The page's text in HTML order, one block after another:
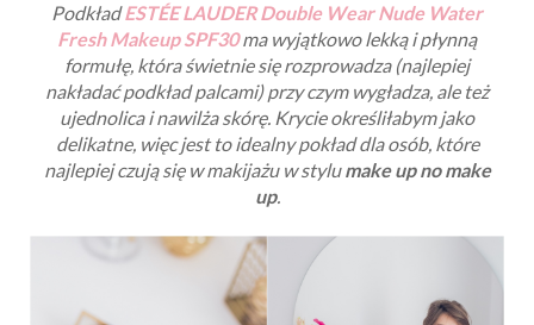
PodkładESTÉE LAUDERDouble Wear Nude Water
Fresh Makeup SPF30 ma wyjątkowo lekką i płynną
formułę, która świetnie się rozprowadza (najlepiej
nakładać podkład palcami) przy czym wygładza, ale też
ujednolica i nawilża skórę. Krycie określiłabym jako
delikatne, więc jest to idealny pokład dla osób, które
najlepiej czują się w makijażu w stylumake up no make
up.